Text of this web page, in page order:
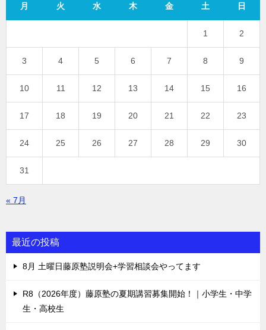
月 火 水 木 金 土 日
1 2
3 4 5 6 7 8 9
10 11 12 13 14 15 16
17 18 19 20 21 22 23
24 25 26 27 28 29 30
31
« 7月
最近の投稿
8月 土曜日藤原塾説明会+学習相談会やってます
R8（2026年度）藤原塾の夏期講習募集開始！｜小学生・中学
生・高校生